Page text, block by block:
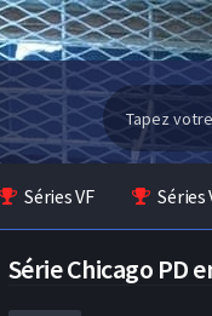
Séries VF Séries
Série Chicago PD